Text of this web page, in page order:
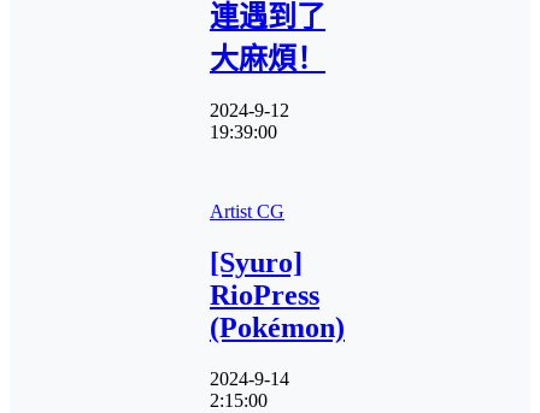
連遇到了
大麻煩！
2024-9-12
19:39:00
Artist CG
[Syuro]
RioPress
(Pokémon)
2024-9-14
2:15:00